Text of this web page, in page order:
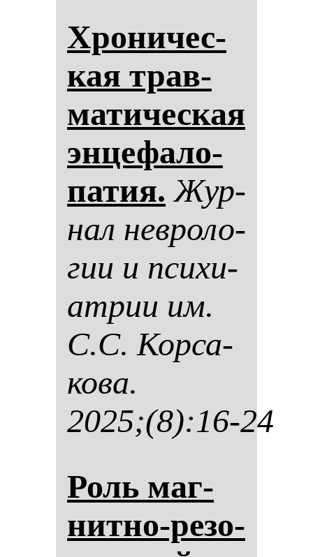
Хро­ни­чес­
кая трав­
ма­ти­чес­кая
эн­це­фа­ло­
па­тия. Жур­
нал нев­ро­ло­
гии и пси­хи­
ат­рии им.
С.С. Кор­са­
ко­ва.
2025;(8):16-24
Роль маг­
нит­но-ре­зо­